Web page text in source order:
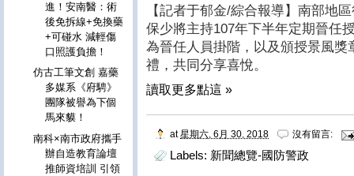
【記者于郁金/綜合報導】南部地
保少將主持107年下半年定期晉任
為晉任人員掛階，以及頒授景風
禮，共同分享喜悅。
讀取更多點這 »
at星期六, 6月 30, 2018 沒有留言:
Labels: 新聞總覽-國防警政
進！安南醫：術
後免拆線+免換藥
+可碰水 減輕傷
口照護負擔！
仿古工筆文創 嘉藥
多媒系《府騁》
團隊被譽為下個
馬來貘！
南科×南市政府攜手
辦自造教育論壇
推師資培訓 引領